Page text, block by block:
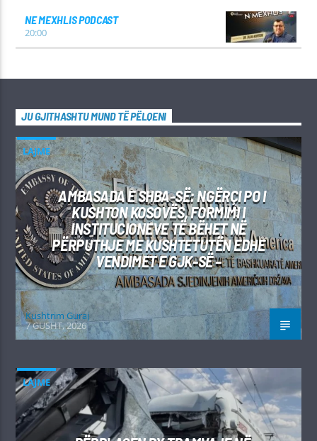
NE MEXHLIS PODCAST
20:00
JU GJITHASHTU MUND TË PËLQENI
LAJME
AMBASADA E SHBA-SË: NGËRÇI PO I
KUSHTON KOSOVËS, FORMIMI I
INSTITUCIONEVE TË BËHET NË
PËRPUTHJE ME KUSHTETUTËN EDHE
VENDIMET E GJK-SË –
Kushtrim Guraj
7 GUSHT, 2026
LAJME